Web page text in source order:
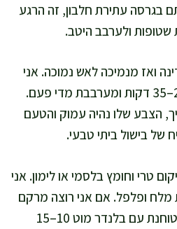
בגרסה עתירת חלבון, זה הרגע
שטופות ולערבב היטב.
ואז מנמיכה לאש נמוכה. אני
מבשלת ללא מכסה 25–35 דקות ומערבבת מדי פעם.
הצבע שלו נהיה עמוק והטעם
של בישול ביתי טבעי.
טרי וחומץ בלסמי או לימון. אני
ופלפל. אם אני רוצה מרקם
חלק לרביולי עדין, אני טוחנת עם בלנדר מוט 10–15